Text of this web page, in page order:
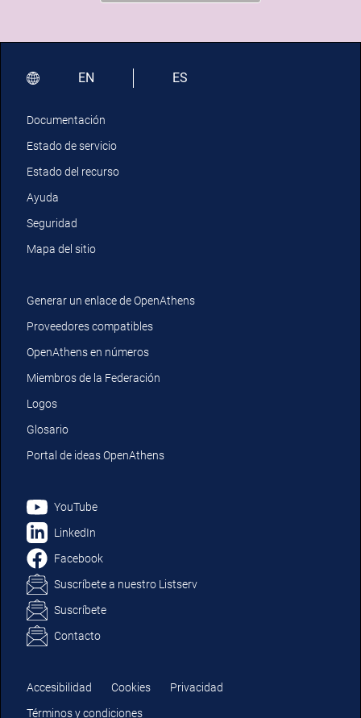
EN ES
Documentación
Estado de servicio
Estado del recurso
Ayuda
Seguridad
Mapa del sitio
Generar un enlace de OpenAthens
Proveedores compatibles
OpenAthens en números
Miembros de la Federación
Logos
Glosario
Portal de ideas OpenAthens
YouTube
LinkedIn
Facebook
Suscríbete a nuestro Listserv
Suscríbete
Contacto
Accesibilidad Cookies
Privacidad
Términos y condiciones